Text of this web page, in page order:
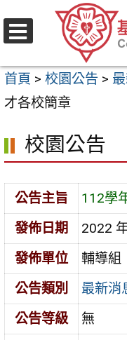
至
要
內
區
首頁 > 校園公告 >
才各校簡章
校園公告
公告主旨
112學
發佈日期
2022
發佈單位
輔導組
公告類別
最新消
公告等級
無
選
單